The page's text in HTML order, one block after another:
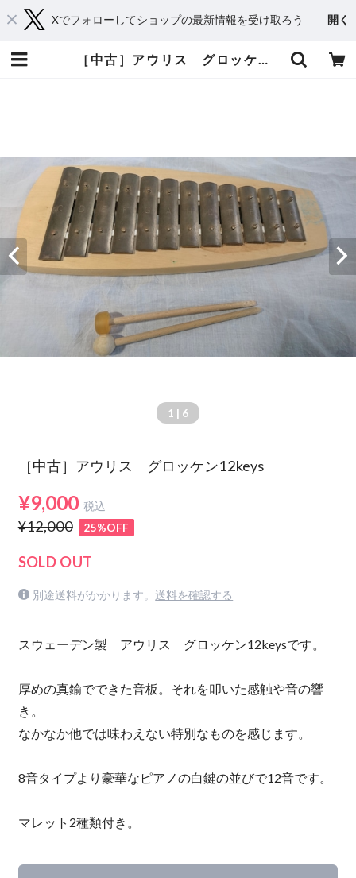
Xでフォローしてショップの最新情報を受け取ろう 開く
［中古］アウリス グロッケン12keys | おもちゃ楽器.com
1 | 6
［中古］アウリス グロッケン12keys
¥9,000 税込
¥12,000 25%OFF
SOLD OUT
別途送料がかかります。 送料を確認する
スウェーデン製 アウリス グロッケン12keysです。
厚めの真鍮でできた音板。それを叩いた感触や音の響
き。
なかなか他では味わえない特別なものを感じます。
8音タイプより豪華なピアノの白鍵の並びで12音です。
マレット2種類付き。